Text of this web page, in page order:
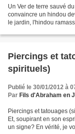
Un Ver de terre sauvé
convaincre un hindou
le jardin, l'hindou
Piercings et
spirituels)
Publié le 30/01/2012 à
Par Fils d'Abraham en
Piercings et tatouages
Et, soupirant en son
un signe? En vérité, je